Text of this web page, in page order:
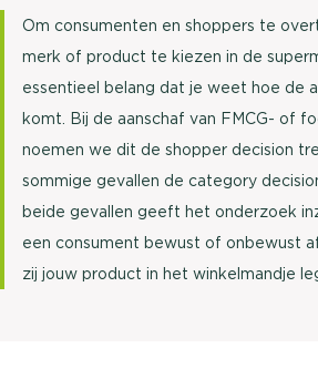
Om consumenten en shoppers te
merk of product te kiezen in de
essentieel belang dat je weet hoe de
komt. Bij de aanschaf van FMCG- of
noemen we dit de shopper decision
sommige gevallen de category
beide gevallen geeft het onderzoek
een consument bewust of onbewust
zij jouw product in het winkelmandje